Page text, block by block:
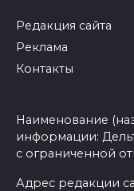
Редакция сайта
Реклама
Контакты
Наименование
информации:
с ограниченной
Адрес редакции